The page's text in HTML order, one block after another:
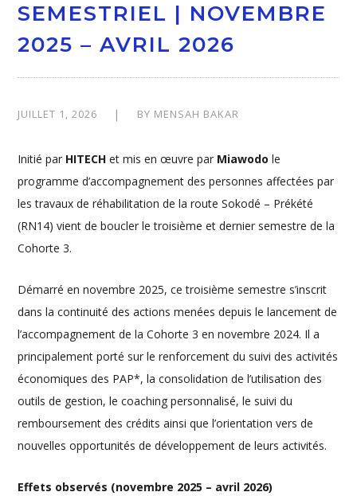
SEMESTRIEL | NOVEMBRE
2025 – AVRIL 2026
JUILLET 1, 2026 BY MENSAH BAKAR
Initié par HITECHet mis en œuvre par Miawodo le
programme d’accompagnement des personnes affectées par
les travaux de réhabilitation de la route Sokodé – Prékété
(RN14) vient de boucler le troisième et dernier semestre de la
Cohorte 3.
Démarré en novembre 2025, ce troisième semestre s’inscrit
dans la continuité des actions menées depuis le lancement de
l’accompagnement de la Cohorte 3 en novembre 2024. Il a
principalement porté sur le renforcement du suivi des activités
économiques des PAP*, la consolidation de l’utilisation des
outils de gestion, le coaching personnalisé, le suivi du
remboursement des crédits ainsi que l’orientation vers de
nouvelles opportunités de développement de leurs activités.
Effets observés (novembre 2025 – avril 2026)